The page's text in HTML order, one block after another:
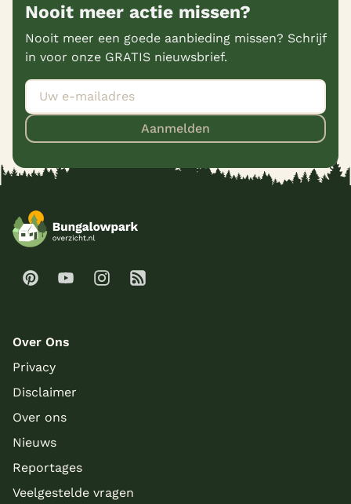
Nooit meer actie missen?
Nooit meer een goede aanbieding missen? Schrijf
in voor onze GRATIS nieuwsbrief.
Aanmelden
Over Ons
Privacy
Disclaimer
Over ons
Nieuws
Reportages
Veelgestelde vragen